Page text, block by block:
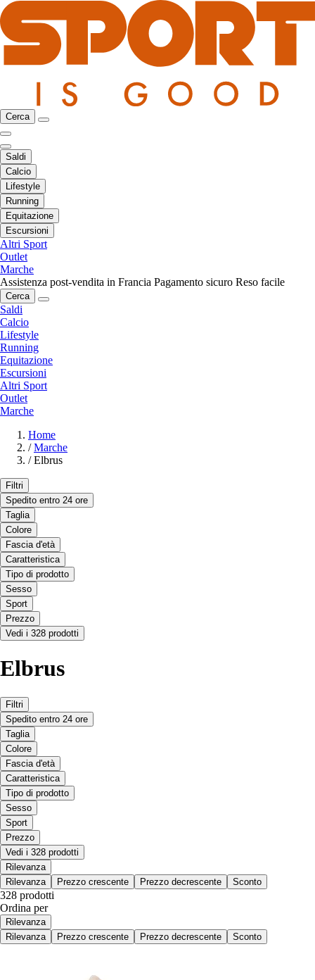
Cerca
Saldi
Calcio
Lifestyle
Running
Equitazione
Escursioni
Altri Sport
Outlet
Marche
Assistenza post-vendita in Francia Pagamento sicuro Reso facile
Cerca
Saldi
Calcio
Lifestyle
Running
Equitazione
Escursioni
Altri Sport
Outlet
Marche
Home
/ Marche
/ Elbrus
Filtri
Spedito entro 24 ore
Taglia
Colore
Fascia d'età
Caratteristica
Tipo di prodotto
Sesso
Sport
Prezzo
Vedi i 328 prodotti
Elbrus
Filtri
Spedito entro 24 ore
Taglia
Colore
Fascia d'età
Caratteristica
Tipo di prodotto
Sesso
Sport
Prezzo
Vedi i 328 prodotti
Rilevanza
Rilevanza
Prezzo crescente Prezzo decrescente Sconto
328 prodotti
Ordina per
Rilevanza
Rilevanza
Prezzo crescente Prezzo decrescente Sconto